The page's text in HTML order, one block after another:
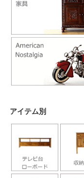
アイテム別